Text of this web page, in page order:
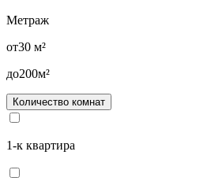
Метраж
от30 м²
до200м²
Количество комнат
1-к квартира